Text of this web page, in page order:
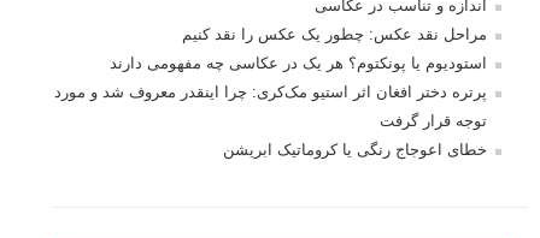
اندازه و تناسب در عکاسی
مراحل نقد عکس: چطور یک عکس را نقد کنیم
استودیوم یا پونکتوم؟ هر یک در عکاسی چه مفهومی دارند
پرتره دختر افغان اثر استیو مک‌کری: چرا اینقدر معروف شد و مورد
توجه قرار گرفت
خطای اعوجاج رنگی یا کروماتیک ابریشن